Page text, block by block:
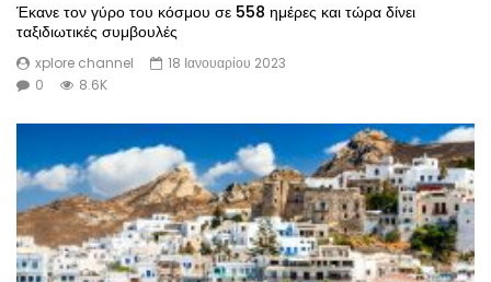
Έκανε τον γύρο του κόσμου σε 558 ημέρες και τώρα δίνει
ταξιδιωτικές συμβουλές
xplore channel
18 Ιανουαρίου 2023
0
8.6K